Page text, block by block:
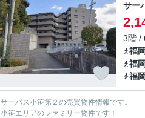
サー
3階 /
福
福
福
サーパス小笹第２の売買物件情報です。
小笹エリアのファミリー物件です！